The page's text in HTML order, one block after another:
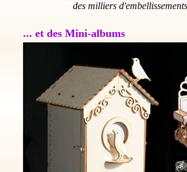
des milliers
... et des Mini-albums